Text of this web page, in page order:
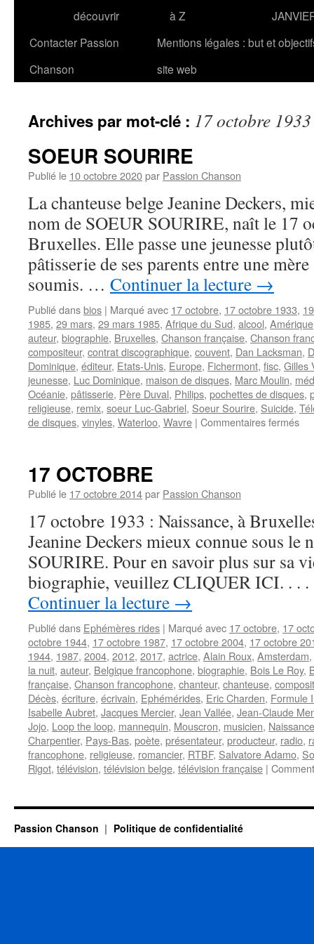
découvrir
à Z
Contacter Passion
Chanson
Mentions légales : but et
site web
Archives par mot-clé : 17 octobre 1933
SOEUR SOURIRE
Publié le 10 octobre 2020par Passion Chanson
La chanteuse belge Jeanine Deckers,
nom de SOEUR SOURIRE, naît le 17
Bruxelles. Elle passe une jeunesse
pâtisserie de ses parents entre une
soumis. … Continuer la lecture →
Publié dansbios | Marqué avec 17 octobre, 17 octobre 1933,
1985, 29 mars, 29 mars 1985, Afrique du Sud, alcool, Amérique
auteur, biographie, Bruxelles, Chanson française, Chanson
compositeur, contrat discographique, couvent, Dan Lacksman,
Dominique, éditeur, Etats-Unis, Europe, Fichermont, fisc, Gilles
jeunesse, Luc Dominique, maison de disques, Marc Moulin,
Océanie, pâtisserie, Père Duval, Philips, pochettes de disques,
religieuse, remix, soeur Luc-Gabriel, Soeur Sourire, Suicide,
de disques, vinyles, Waterloo, Wavre | Commentaires ferméssur
17 OCTOBRE
Publié le 17 octobre 2014par Passion Chanson
17 octobre 1933 : Naissance, à
Jeanine Deckers mieux connue sous le
SOURIRE. Pour en savoir plus sur sa
biographie, veuillez CLIQUER ICI.
Continuer la lecture →
Publié dans Ephémères rides | Marqué avec 17 octobre, 17
octobre 1944, 17 octobre 1987, 17 octobre 2004, 17 octobre
1944, 1987, 2004, 2012, 2017, actrice, Alain Roux, Amsterdam,
la nuit, auteur, Belgique francophone, biographie, Bois Le Roy,
française, Chanson francophone, chanteur, chanteuse,
Décès, écriture, écrivain, Ephémérides, Eric Charden, Formule
Isabelle Aubret, Jacques Mercier, Jean Vallée, Jean-Claude
Jojo, Loop the loop, mannequin, Mouscron, musicien, Naissance
Charpentier, Pays-Bas, poète, présentateur, producteur, radio,
francophone, religieuse, romancier, RTBF, Salvatore Adamo,
Rigot, télévision, télévision belge, télévision française |
Passion Chanson Politique de confidentialité